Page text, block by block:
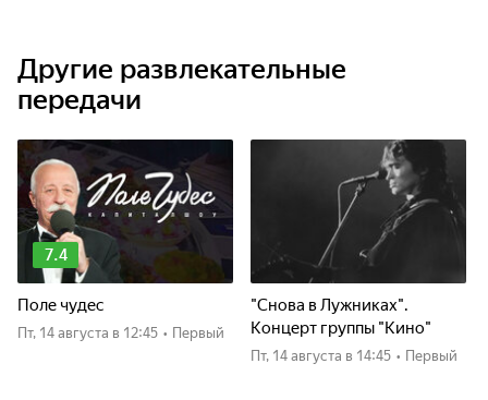
Другие развлекательные
передачи
7.4
Поле чудес
пт, 14 августа в 12:45 • Первый
"Снова в Лужниках".
Концерт группы "Кино"
пт, 14 августа в 14:45 • Первый